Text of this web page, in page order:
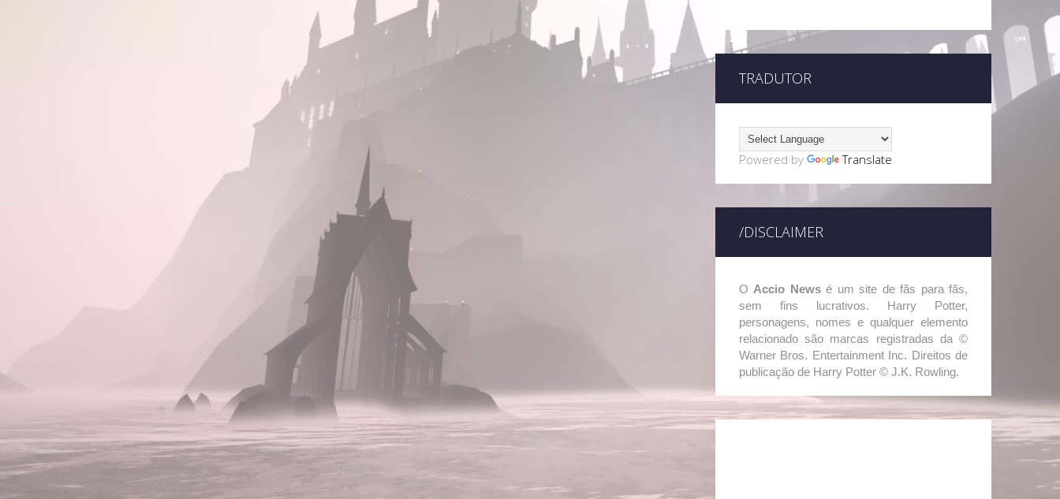
TRADUTOR
Powered by Translate
/DISCLAIMER
O Accio Newsé um site de fãs para fãs,
sem fins lucrativos. Harry Potter,
personagens, nomes e qualquer elemento
relacionado são marcas registradas da ©
Warner Bros. Entertainment Inc. Direitos de
publicação de Harry Potter © J.K. Rowling.